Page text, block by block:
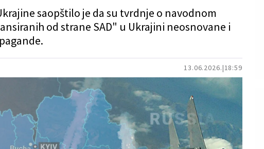
13.06.2026. 18:59
saopštilo je da su tvrdnje o navodnom
od strane SAD" u Ukrajini neosnovane i